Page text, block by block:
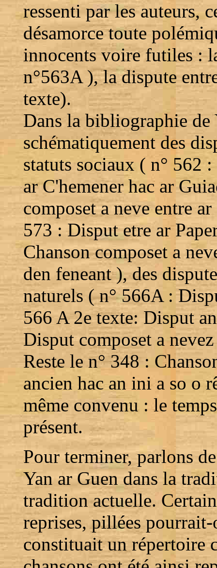
ressenti par les auteurs,
désamorce toute
innocents voire futiles :
n°563A ), la dispute
texte).
Dans la bibliographie de
schématiquement des
statuts sociaux ( n° 562
ar C'hemener hac ar
composet a neve entre
573 : Disput etre ar
Chanson composet a
den feneant ), des
naturels ( n° 566A :
566 A 2e texte: Disput
Disput composet a
Reste le n° 348 :
ancien hac an ini a so o
même convenu : le
présent.
Pour terminer, parlons
Yan ar Guen dans la
tradition actuelle.
reprises, pillées
constituait un répertoire